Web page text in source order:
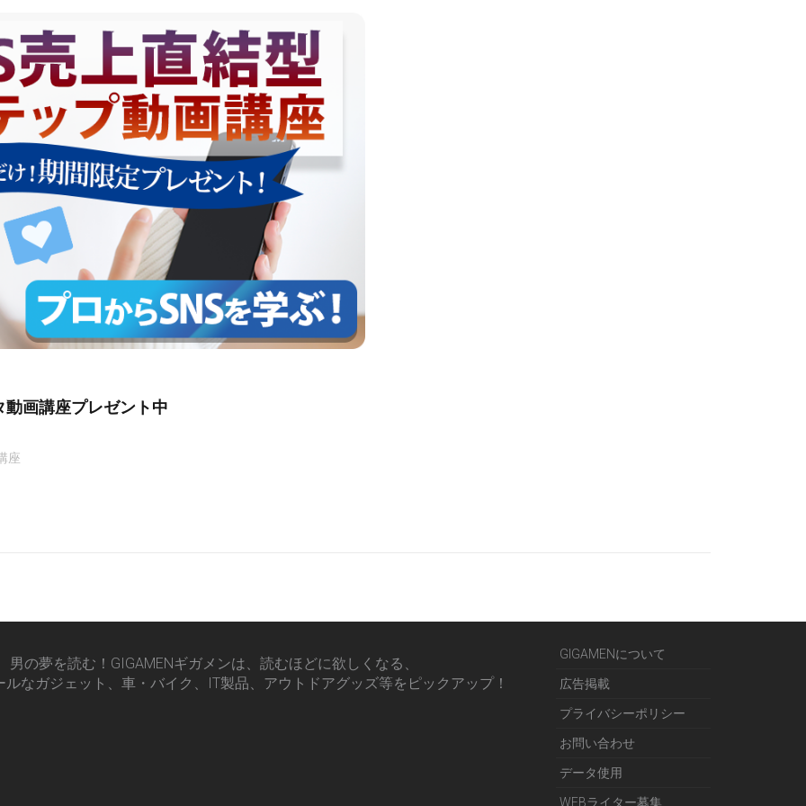
画講座プレゼント中
座
男の夢を読む！GIGAMENギガメンは、読むほどに欲しくなる、
ルなガジェット、車・バイク、IT製品、アウトドアグッズ等をピックアップ！
GIGAMENについて
広告掲載
プライバシーポリシー
お問い合わせ
データ使用
WEBライター募集